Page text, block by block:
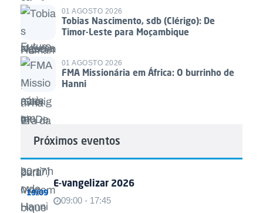
01 AGOSTO 2026
Tobias Nascimento, sdb (Clérigo): De
Timor-Leste para Moçambique
01 AGOSTO 2026
FMA Missionária em África: O burrinho de
Hanni
Próximos eventos
19/09
E-vangelizar 2026
09:00 - 17:45